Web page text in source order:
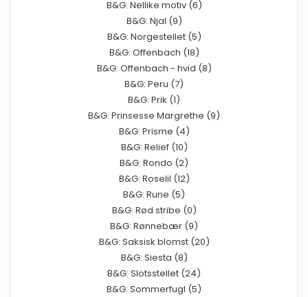
B&G: Nellike motiv (6)
B&G: Njal (9)
B&G: Norgestellet (5)
B&G: Offenbach (18)
B&G: Offenbach - hvid (8)
B&G: Peru (7)
B&G: Prik (1)
B&G: Prinsesse Margrethe (9)
B&G: Prisme (4)
B&G: Relief (10)
B&G: Rondo (2)
B&G: Roselil (12)
B&G: Rune (5)
B&G: Rød stribe (0)
B&G: Rønnebær (9)
B&G: Saksisk blomst (20)
B&G: Siesta (8)
B&G: Slotsstellet (24)
B&G: Sommerfugl (5)